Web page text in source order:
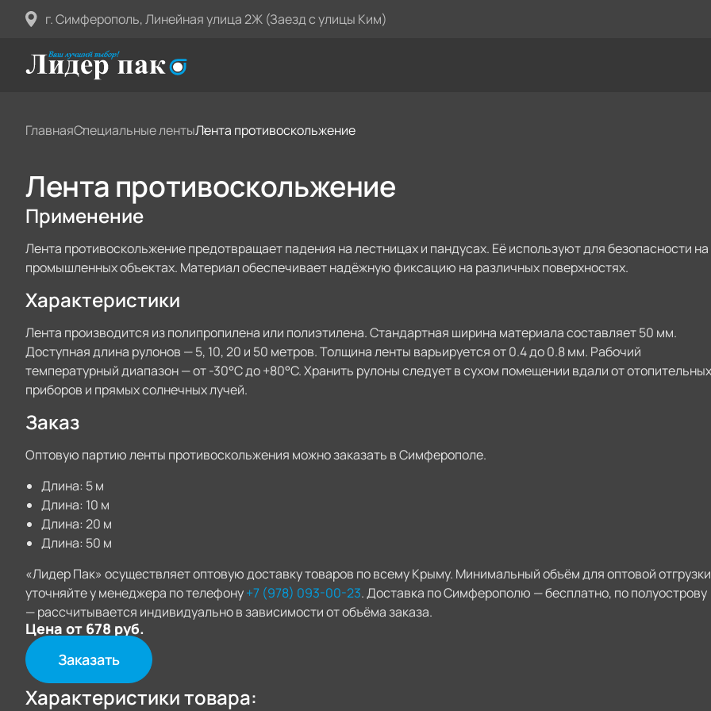
г. Симферополь, Линейная улица 2Ж (Заезд с улицы Ким)
ГлавнаяСпециальные лентыЛента противоскольжение
Лента противоскольжение
Применение
Лента противоскольжение предотвращает падения на лестницах и пандусах. Её используют для безопасности на
промышленных объектах. Материал обеспечивает надёжную фиксацию на различных поверхностях.
Характеристики
Лента производится из полипропилена или полиэтилена. Стандартная ширина материала составляет 50 мм.
Доступная длина рулонов — 5, 10, 20 и 50 метров. Толщина ленты варьируется от 0.4 до 0.8 мм. Рабочий
температурный диапазон — от -30°C до +80°C. Хранить рулоны следует в сухом помещении вдали от отопительных
приборов и прямых солнечных лучей.
Заказ
Оптовую партию ленты противоскольжения можно заказать в Симферополе.
Длина: 5 м
Длина: 10 м
Длина: 20 м
Длина: 50 м
«Лидер Пак» осуществляет оптовую доставку товаров по всему Крыму. Минимальный объём для оптовой отгрузки
уточняйте у менеджера по телефону+7 (978) 093-00-23. Доставка по Симферополю — бесплатно, по полуострову
— рассчитывается индивидуально в зависимости от объёма заказа.
Цена от 678 руб.
Заказать
Характеристики товара: